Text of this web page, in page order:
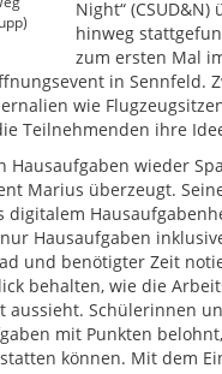
Night“ (CSUD&N)
hinweg
zum ersten Mal
in Sennfeld.
wie
Teilnehmenden ihre
Hausaufgaben wieder
Marius überzeugt.
digitalem
Hausaufgaben
und benötigter Zeit
behalten, wie die
aussieht. Schülerinnen
mit Punkten
können. Mit dem